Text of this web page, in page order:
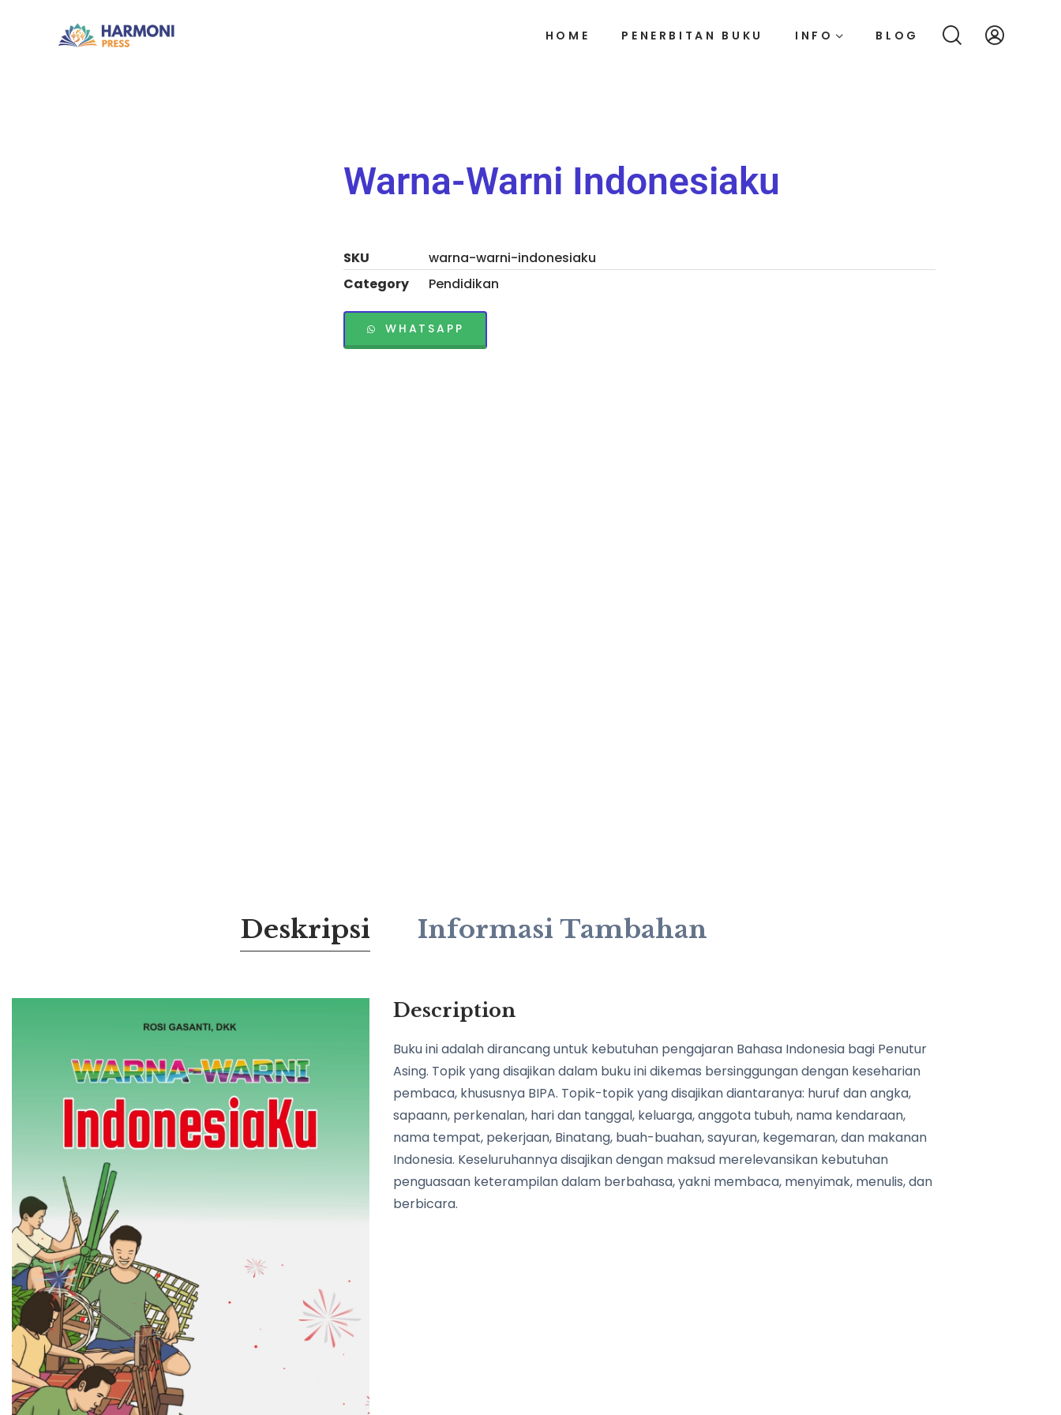
HOME PENERBITAN BUKU INFO BLOG
Warna-Warni Indonesiaku
SKU
warna-warni-indonesiaku
Category
Pendidikan
WHATSAPP
Deskripsi Informasi Tambahan
Description
Buku ini adalah dirancang untuk kebutuhan pengajaran Bahasa Indonesia bagi Penutur
Asing. Topik yang disajikan dalam buku ini dikemas bersinggungan dengan keseharian
pembaca, khususnya BIPA. Topik-topik yang disajikan diantaranya: huruf dan angka,
sapaann, perkenalan, hari dan tanggal, keluarga, anggota tubuh, nama kendaraan,
nama tempat, pekerjaan, Binatang, buah-buahan, sayuran, kegemaran, dan makanan
Indonesia. Keseluruhannya disajikan dengan maksud merelevansikan kebutuhan
penguasaan keterampilan dalam berbahasa, yakni membaca, menyimak, menulis, dan
berbicara.